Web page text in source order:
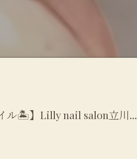
ル🏝️】Lilly nail salon立川...